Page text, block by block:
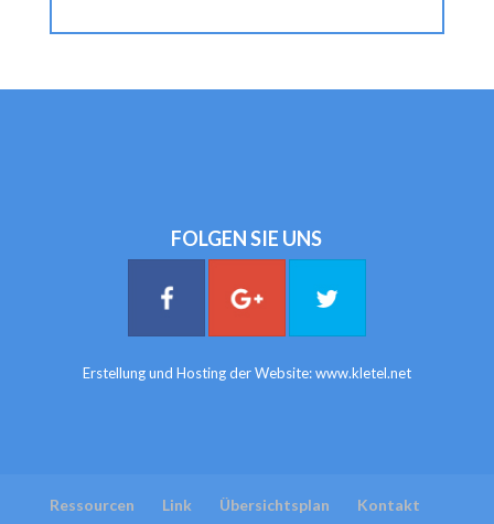
FOLGEN SIE UNS
Erstellung und Hosting der Website:www.kletel.net
Ressourcen Link Übersichtsplan
Kontakt